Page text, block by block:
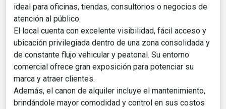
ideal para oficinas, tiendas, consultorios o negocios de
atención al público.
El local cuenta con excelente visibilidad, fácil acceso y
ubicación privilegiada dentro de una zona consolidada y
de constante flujo vehicular y peatonal. Su entorno
comercial ofrece gran exposición para potenciar su
marca y atraer clientes.
Además, el canon de alquiler incluye el mantenimiento,
brindándole mayor comodidad y control en sus costos